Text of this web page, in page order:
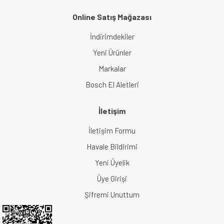
Online Satış Mağazası
İndirimdekiler
Yeni Ürünler
Markalar
Bosch El Aletleri
İletişim
İletişim Formu
Havale Bildirimi
Yeni Üyelik
Üye Girişi
Şifremi Unuttum